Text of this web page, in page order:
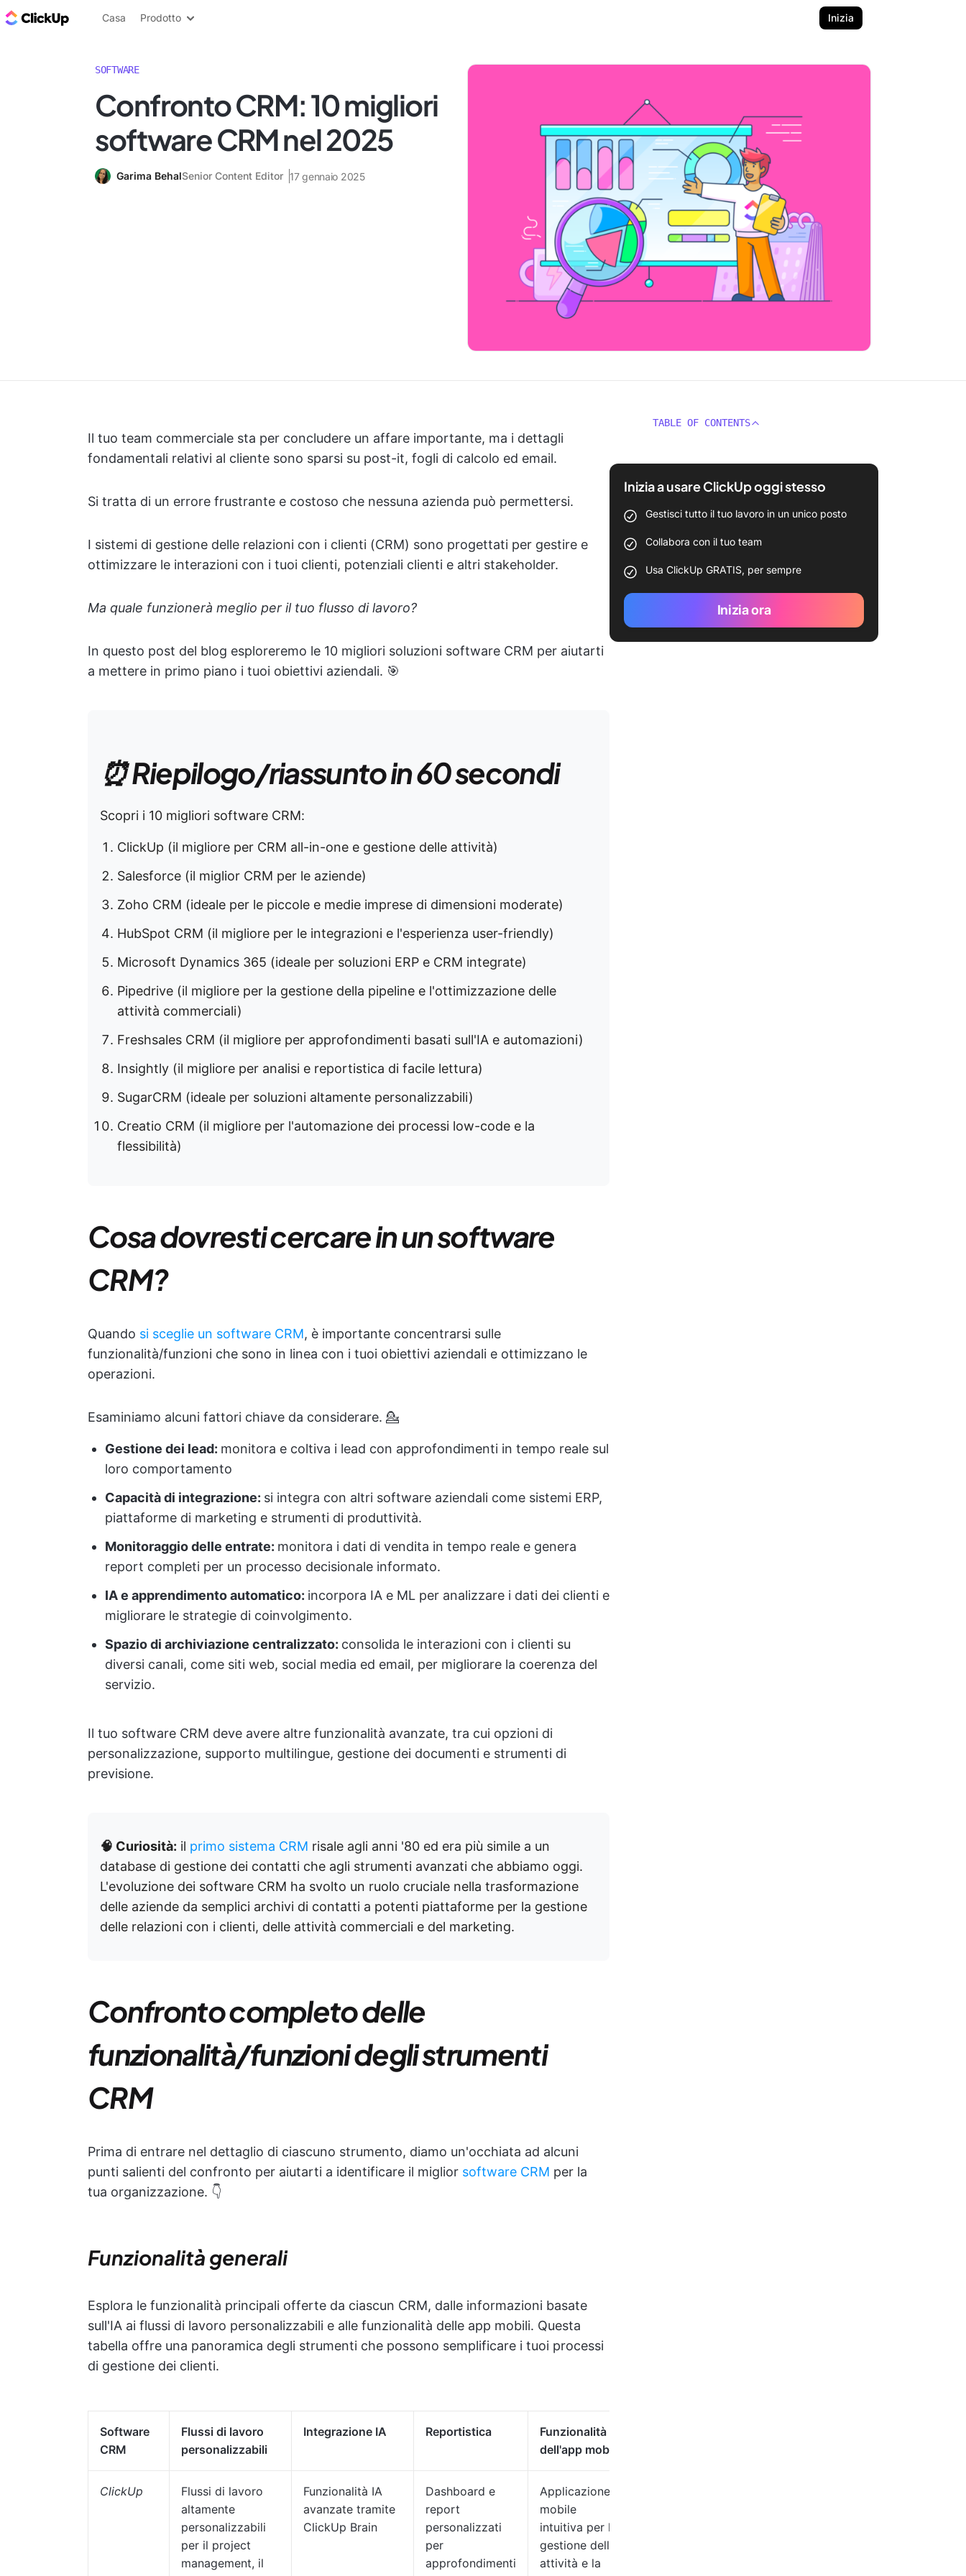
Blog di ClickUp
Casa Prodotto Inizia
SOFTWARE
Confronto CRM: 10 migliori
software CRM nel 2025
Garima BehalSenior Content Editor 17 gennaio 2025
Il tuo team commerciale sta per concludere un affare importante, ma i dettagli
fondamentali relativi al cliente sono sparsi su post-it, fogli di calcolo ed email.
Si tratta di un errore frustrante e costoso che nessuna azienda può permettersi.
I sistemi di gestione delle relazioni con i clienti (CRM) sono progettati per gestire e
ottimizzare le interazioni con i tuoi clienti, potenziali clienti e altri stakeholder.
Ma quale funzionerà meglio per il tuo flusso di lavoro?
In questo post del blog esploreremo le 10 migliori soluzioni software CRM per aiutarti
a mettere in primo piano i tuoi obiettivi aziendali. 🎯
⏰ Riepilogo/riassunto in 60 secondi
Scopri i 10 migliori software CRM:
ClickUp (il migliore per CRM all-in-one e gestione delle attività)
Salesforce (il miglior CRM per le aziende)
Zoho CRM (ideale per le piccole e medie imprese di dimensioni moderate)
HubSpot CRM (il migliore per le integrazioni e l'esperienza user-friendly)
Microsoft Dynamics 365 (ideale per soluzioni ERP e CRM integrate)
Pipedrive (il migliore per la gestione della pipeline e l'ottimizzazione delle
attività commerciali)
Freshsales CRM (il migliore per approfondimenti basati sull'IA e automazioni)
Insightly (il migliore per analisi e reportistica di facile lettura)
SugarCRM (ideale per soluzioni altamente personalizzabili)
Creatio CRM (il migliore per l'automazione dei processi low-code e la
flessibilità)
Cosa dovresti cercare in un software
CRM?
Quando si sceglie un software CRM, è importante concentrarsi sulle
funzionalità/funzioni che sono in linea con i tuoi obiettivi aziendali e ottimizzano le
operazioni.
Esaminiamo alcuni fattori chiave da considerare. 💁
Gestione dei lead: monitora e coltiva i lead con approfondimenti in tempo reale sul
loro comportamento
Capacità di integrazione: si integra con altri software aziendali come sistemi ERP,
piattaforme di marketing e strumenti di produttività.
Monitoraggio delle entrate: monitora i dati di vendita in tempo reale e genera
report completi per un processo decisionale informato.
IA e apprendimento automatico: incorpora IA e ML per analizzare i dati dei clienti e
migliorare le strategie di coinvolgimento.
Spazio di archiviazione centralizzato: consolida le interazioni con i clienti su
diversi canali, come siti web, social media ed email, per migliorare la coerenza del
servizio.
Il tuo software CRM deve avere altre funzionalità avanzate, tra cui opzioni di
personalizzazione, supporto multilingue, gestione dei documenti e strumenti di
previsione.
🧠 Curiosità: il primo sistema CRM risale agli anni '80 ed era più simile a un
database di gestione dei contatti che agli strumenti avanzati che abbiamo oggi.
L'evoluzione dei software CRM ha svolto un ruolo cruciale nella trasformazione
delle aziende da semplici archivi di contatti a potenti piattaforme per la gestione
delle relazioni con i clienti, delle attività commerciali e del marketing.
Confronto completo delle
funzionalità/funzioni degli strumenti
CRM
Prima di entrare nel dettaglio di ciascuno strumento, diamo un'occhiata ad alcuni
punti salienti del confronto per aiutarti a identificare il miglior software CRM per la
tua organizzazione. 👇
Funzionalità generali
Esplora le funzionalità principali offerte da ciascun CRM, dalle informazioni basate
sull'IA ai flussi di lavoro personalizzabili e alle funzionalità delle app mobili. Questa
tabella offre una panoramica degli strumenti che possono semplificare i tuoi processi
di gestione dei clienti.
Software
CRM
Flussi di lavoro
personalizzabili
Integrazione IA Reportistica
Funzionalità
dell'app mobile
ClickUp
Flussi di lavoro
altamente
personalizzabili
per il project
management, il
Funzionalità IA
avanzate tramite
ClickUp Brain
Dashboard e
report
personalizzati
per
approfondimenti
Applicazione
mobile
intuitiva per la
gestione delle
attività e la
TABLE OF CONTENTS
Inizia a usare ClickUp oggi stesso
Gestisci tutto il tuo lavoro in un unico posto
Collabora con il tuo team
Usa ClickUp GRATIS, per sempre
Inizia ora